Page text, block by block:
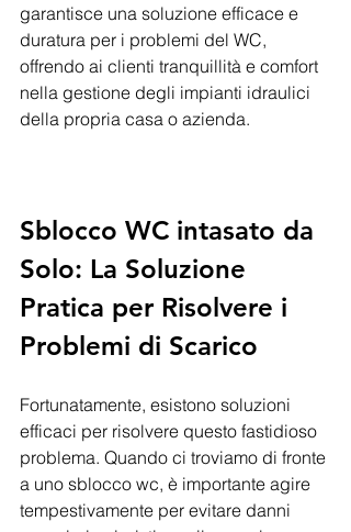
garantisce una soluzione efficace e
duratura per i problemi del WC,
offrendo ai clienti tranquillità e comfort
nella gestione degli impianti idraulici
della propria casa o azienda.
Sblocco WC intasato da
Solo: La Soluzione
Pratica per Risolvere i
Problemi di Scarico
Fortunatamente, esistono soluzioni
efficaci per risolvere questo fastidioso
problema. Quando ci troviamo di fronte
a uno sblocco wc, è importante agire
tempestivamente per evitare danni